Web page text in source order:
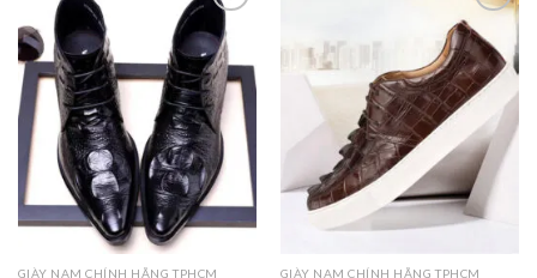
Add to
wishlist
GIÀY NAM CHÍNH HÃNG TPHCM
Add to
wishlist
GIÀY NAM CHÍNH HÃNG TPHCM